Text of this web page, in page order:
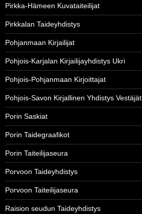
Pirkka-Hämeen Kuvataiteilijat
Pirkkalan Taideyhdistys
Pohjanmaan Kirjailijat
Pohjois-Karjalan Kirjailijayhdistys Ukri
Pohjois-Pohjanmaan Kirjoittajat
Pohjois-Savon Kirjallinen Yhdistys Vestäjät
Porin Saskiat
Porin Taidegraafikot
Porin Taiteilijaseura
Porvoon Taideyhdistys
Porvoon Taiteilijaseura
Raision seudun Taideyhdistys